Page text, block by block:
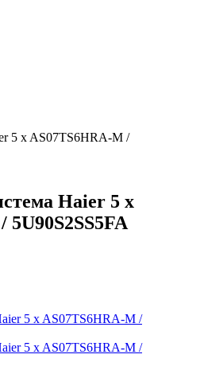
5 x AS07TS6HRA-M /
Haier 5 x